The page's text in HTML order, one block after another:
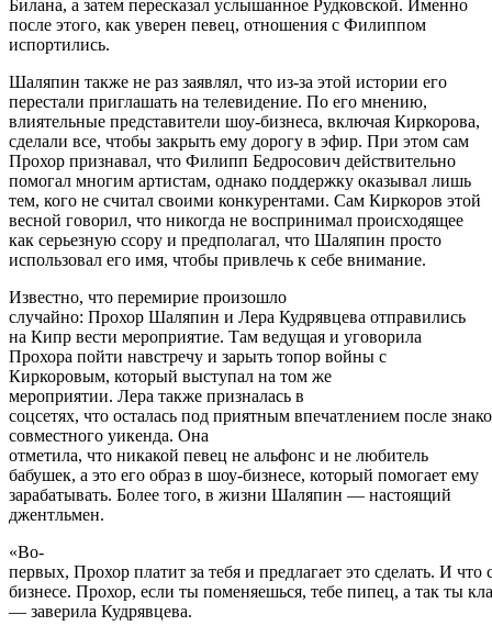
Билана, а затем пересказал услышанное Рудковской. Именно
после этого, как уверен певец, отношения с Филиппом
испортились.
Шаляпин также не раз заявлял, что из-за этой истории его
перестали приглашать на телевидение. По его мнению,
влиятельные представители шоу-бизнеса, включая Киркорова,
сделали все, чтобы закрыть ему дорогу в эфир. При этом сам
Прохор признавал, что Филипп Бедросович действительно
помогал многим артистам, однако поддержку оказывал лишь
тем, кого не считал своими конкурентами. Сам Киркоров этой
весной говорил, что никогда не воспринимал происходящее
как серьезную ссору и предполагал, что Шаляпин просто
использовал его имя, чтобы привлечь к себе внимание.
Известно, что перемирие произошло
случайно: Прохор Шаляпин и Лера Кудрявцева отправились
на Кипр вести мероприятие. Там ведущая и уговорила
Прохора пойти навстречу и зарыть топор войны с
Киркоровым, который выступал на том же
мероприятии. Лера также призналась в
соцсетях, что осталась под приятным впечатлением после
совместного уикенда. Она
отметила, что никакой певец не альфонс и не любитель
бабушек, а это его образ в шоу-бизнесе, который помогает ему
зарабатывать. Более того, в жизни Шаляпин — настоящий
джентльмен.
«Во-
первых, Прохор платит за тебя и предлагает это сделать. И
бизнесе. Прохор, если ты поменяешься, тебе пипец, а так ты
— заверила Кудрявцева.